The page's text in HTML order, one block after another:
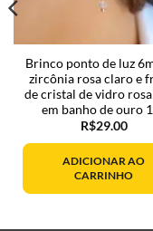
Brinco ponto de luz
zircônia rosa claro e
de cristal de vidro
em banho de ouro
R$29.00
ADICIONAR AO
CARRINHO